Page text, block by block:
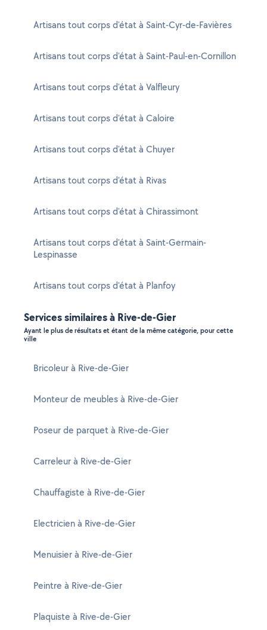
Artisans tout corps d'état à Saint-Cyr-de-Favières
Artisans tout corps d'état à Saint-Paul-en-Cornillon
Artisans tout corps d'état à Valfleury
Artisans tout corps d'état à Caloire
Artisans tout corps d'état à Chuyer
Artisans tout corps d'état à Rivas
Artisans tout corps d'état à Chirassimont
Artisans tout corps d'état à Saint-Germain-
Lespinasse
Artisans tout corps d'état à Planfoy
Services similaires à Rive-de-Gier
Ayant le plus de résultats et étant de la même catégorie, pour cette
ville
Bricoleur à Rive-de-Gier
Monteur de meubles à Rive-de-Gier
Poseur de parquet à Rive-de-Gier
Carreleur à Rive-de-Gier
Chauffagiste à Rive-de-Gier
Electricien à Rive-de-Gier
Menuisier à Rive-de-Gier
Peintre à Rive-de-Gier
Plaquiste à Rive-de-Gier